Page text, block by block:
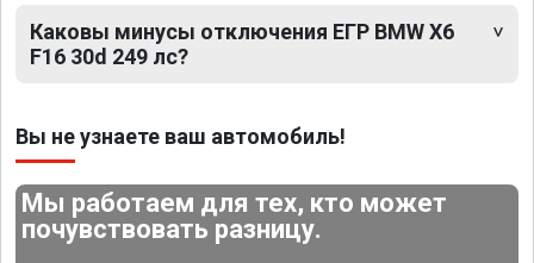
Каковы минусы отключения ЕГР BMW X6
F16 30d 249 лс?
Вы не узнаете ваш автомобиль!
Мы работаем для тех, кто может
почувствовать разницу.